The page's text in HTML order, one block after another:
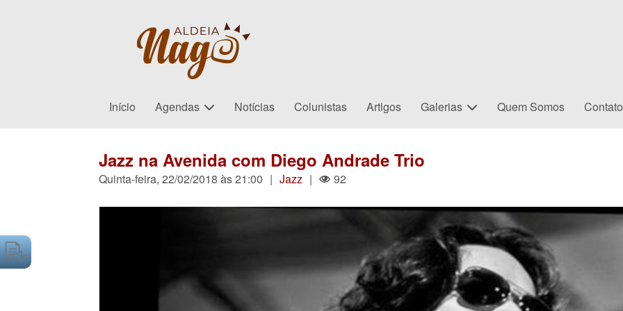
Início Agendas Notícias Colunistas Artigos Galerias Quem Somos Contato
Jazz na Avenida com Diego Andrade Trio
Quinta-feira, 22/02/2018 às 21:00 | Jazz | 92